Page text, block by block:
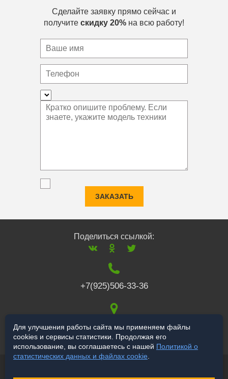
Сделайте заявку прямо сейчас и
получите скидку 20% на всю работу!
ЗАКАЗАТЬ
Поделиться ссылкой:
+7(925)506-33-36
117519,г. Москва,
Варшавское ш., 132
Для улучшения работы сайта мы применяем файлы
cookies и сервисы статистики. Продолжая его
использование, вы соглашаетесь с нашей Политикой о
статистических данных и файлах cookie